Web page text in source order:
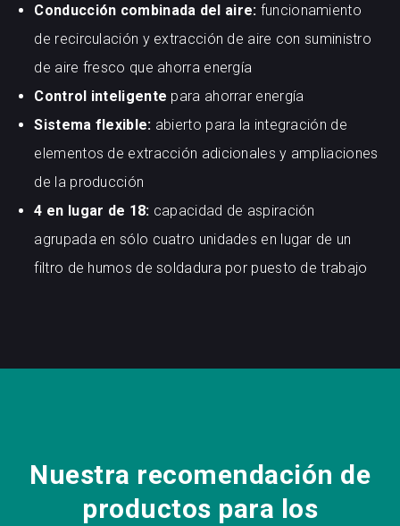
Conducción combinada del aire: funcionamiento
de recirculación y extracción de aire con suministro
de aire fresco que ahorra energía
Control inteligente para ahorrar energía
Sistema flexible: abierto para la integración de
elementos de extracción adicionales y ampliaciones
de la producción
4 en lugar de 18: capacidad de aspiración
agrupada en sólo cuatro unidades en lugar de un
filtro de humos de soldadura por puesto de trabajo
Nuestra recomendación de
productos para los